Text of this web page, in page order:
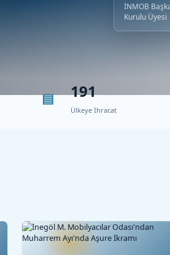
İNMOB
Kurulu Üyesi
191
Ülkeye İhracat